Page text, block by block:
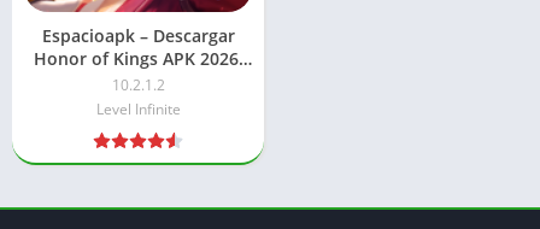
Espacioapk – Descargar
Honor of Kings APK 2026:
Para Android
10.2.1.2
Level Infinite